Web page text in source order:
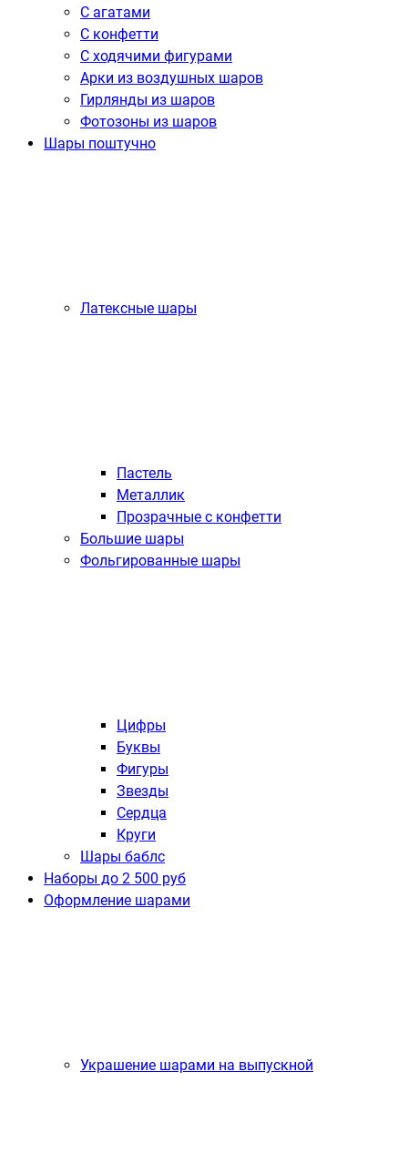
С агатами
С конфетти
С ходячими фигурами
Арки из воздушных шаров
Гирлянды из шаров
Фотозоны из шаров
Шары поштучно
Латексные шары
Пастель
Металлик
Прозрачные с конфетти
Большие шары
Фольгированные шары
Цифры
Буквы
Фигуры
Звезды
Сердца
Круги
Шары баблс
Наборы до 2 500 руб
Оформление шарами
Украшение шарами на выпускной